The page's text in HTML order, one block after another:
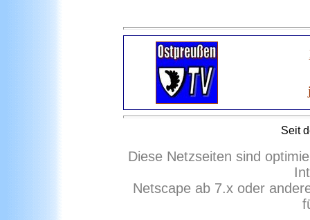
Seit
Diese Netzseiten sind
Netscape ab 7.x oder